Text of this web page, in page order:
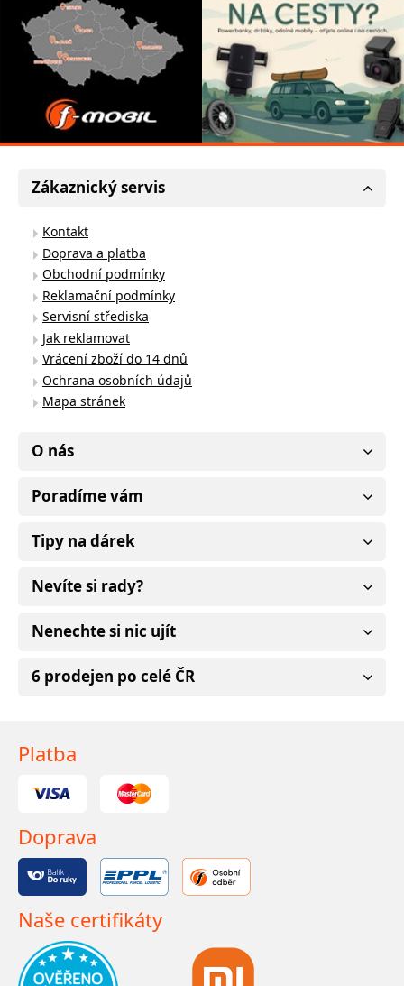
Zákaznický servis
Kontakt
Doprava a platba
Obchodní podmínky
Reklamační podmínky
Servisní střediska
Jak reklamovat
Vrácení zboží do 14 dnů
Ochrana osobních údajů
Mapa stránek
O nás
Poradíme vám
Tipy na dárek
Nevíte si rady?
Nenechte si nic ujít
6 prodejen po celé ČR
Platba
Doprava
Naše certifikáty